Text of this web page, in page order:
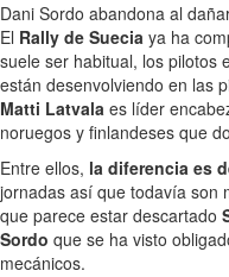
Dani Sordo abandona al
El Rally de Suecia ya ha
suele ser habitual, los pilotos
están desenvolviendo en las
Matti Latvala es líder
noruegos y finlandeses que
Entre ellos, la diferencia es
jornadas así que todavía son
que parece estar descartado
Sordo que se ha visto
mecánicos.